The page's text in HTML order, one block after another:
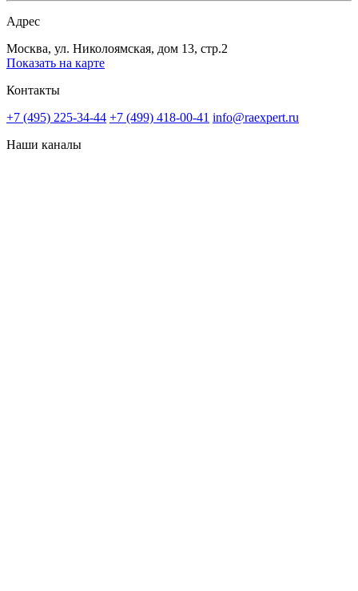
Адрес
Москва, ул. Николоямская, дом 13, стр.2
Показать на карте
Контакты
+7 (495) 225-34-44 +7 (499) 418-00-41 info@raexpert.ru
Наши каналы